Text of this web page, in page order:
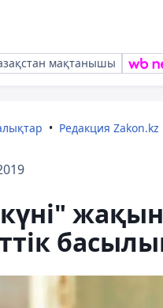
мақтанышы
Редакция Zakon.kz